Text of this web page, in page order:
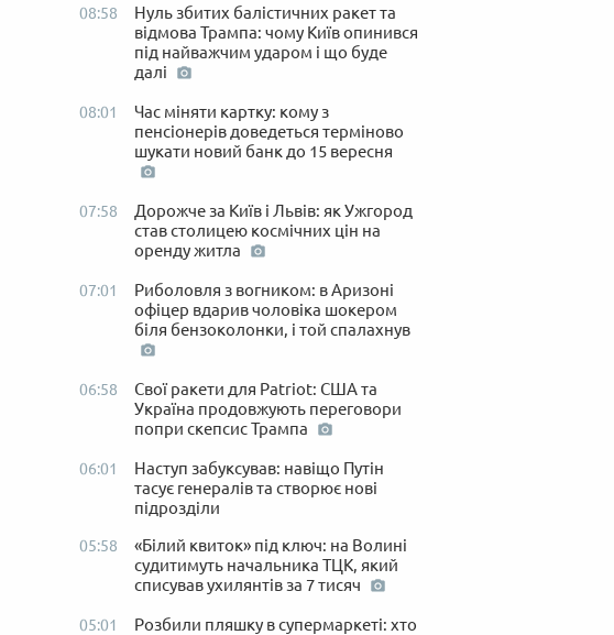
08:58
Нуль збитих балістичних ракет та
відмова Трампа: чому Київ опинився
під найважчим ударом і що буде
далі
08:01
Час міняти картку: кому з
пенсіонерів доведеться терміново
шукати новий банк до 15 вересня
07:58
Дорожче за Київ і Львів: як Ужгород
став столицею космічних цін на
оренду житла
07:01
Риболовля з вогником: в Аризоні
офіцер вдарив чоловіка шокером
біля бензоколонки, і той спалахнув
06:58
Свої ракети для Patriot: США та
Україна продовжують переговори
попри скепсис Трампа
06:01
Наступ забуксував: навіщо Путін
тасує генералів та створює нові
підрозділи
05:58
«Білий квиток» під ключ: на Волині
судитимуть начальника ТЦК, який
списував ухилянтів за 7 тисяч
05:01
Розбили пляшку в супермаркеті: хто